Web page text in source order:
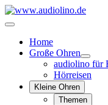
Home
Große Ohren
audiolino für
Hörreisen
Kleine Ohren
Themen